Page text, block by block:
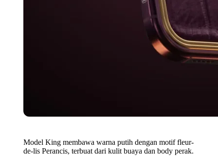
Model King membawa warna putih dengan motif fleur-
de-lis Perancis, terbuat dari kulit buaya dan body perak.